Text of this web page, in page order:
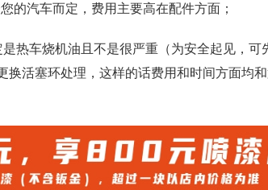
的汽车而定，费用主要高在配件方面；
热车烧机油且不是很严重（为安全起见，可
换活塞环处理，这样的话费用和时间方面均